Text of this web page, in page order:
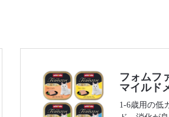
フォムフ
マイルド
1-6歳用の低